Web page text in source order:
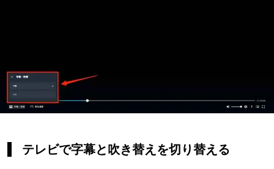
テレビで字幕と吹き替えを切り替える